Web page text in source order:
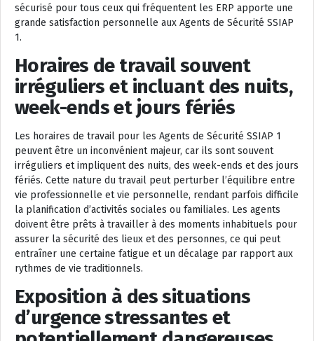
sécurisé pour tous ceux qui fréquentent les ERP apporte une
grande satisfaction personnelle aux Agents de Sécurité SSIAP
1.
Horaires de travail souvent
irréguliers et incluant des nuits,
week-ends et jours fériés
Les horaires de travail pour les Agents de Sécurité SSIAP 1
peuvent être un inconvénient majeur, car ils sont souvent
irréguliers et impliquent des nuits, des week-ends et des jours
fériés. Cette nature du travail peut perturber l’équilibre entre
vie professionnelle et vie personnelle, rendant parfois difficile
la planification d’activités sociales ou familiales. Les agents
doivent être prêts à travailler à des moments inhabituels pour
assurer la sécurité des lieux et des personnes, ce qui peut
entraîner une certaine fatigue et un décalage par rapport aux
rythmes de vie traditionnels.
Exposition à des situations
d’urgence stressantes et